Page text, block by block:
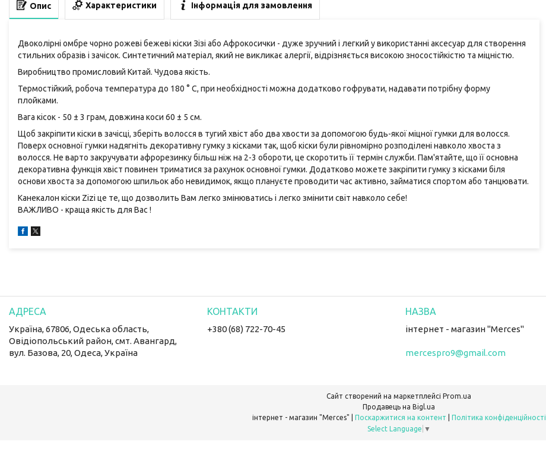
Опис Характеристики Інформація для замовлення
Двоколірні омбре чорно рожеві бежеві кіски Зізі або Афрокосички - дуже зручний і легкий у використанні аксесуар для створення
стильних образів і зачісок. Синтетичний матеріал, який не викликає алергії, відрізняється високою зносостійкістю та міцністю.
Виробництво промисловий Китай. Чудова якість.
Термостійкий, робоча температура до 180 ° С, при необхідності можна додатково гофрувати, надавати потрібну форму
плойками.
Вага кісок - 50 ± 3 грам, довжина коси 60 ± 5 см.
Щоб закріпити кіски в зачісці, зберіть волосся в тугий хвіст або два хвости за допомогою будь-якої міцної гумки для волосся.
Поверх основної гумки надягніть декоративну гумку з кісками так, щоб кіски були рівномірно розподілені навколо хвоста з
волосся. Не варто закручувати афрорезинку більш ніж на 2-3 обороти, це скоротить її термін служби. Пам'ятайте, що її основна
декоративна функція хвіст повинен триматися за рахунок основної гумки. Додатково можете закріпити гумку з кісками біля
основи хвоста за допомогою шпильок або невидимок, якщо плануєте проводити час активно, займатися спортом або танцювати.
Канекалон кіски Zizi це те, що дозволить Вам легко змінюватись і легко змінити світ навколо себе!
ВАЖЛИВО - краща якість для Вас !
Україна, 67806, Одеська область,
Овідіопольський район, смт. Авангард,
вул. Базова, 20, Одеса, Україна
+380 (68) 722-70-45 інтернет - магазин "Merces"
mercespro9@gmail.com
Сайт створений на маркетплейсі Prom.ua
Продавець на Bigl.ua
Поскаржитися на контент
Політика конфіденційності
Select Language ▼